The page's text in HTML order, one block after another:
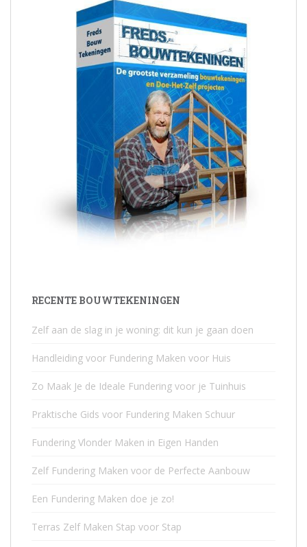
RECENTE BOUWTEKENINGEN
Zelf aan de slag in je woning: dit kun je gaan doen
Handleiding voor Fundering Maken voor Huis
Zo Maak Je de Ideale Fundering voor je Tuinhuis
Praktische Gids voor Fundering Maken Schuur
Fundering Vlonder Maken in Eigen Handen
Zelf Fundering Maken voor de Perfecte Aanbouw
Een Fundering Maken doe je zo!
Terras Zelf Maken Stap voor Stap